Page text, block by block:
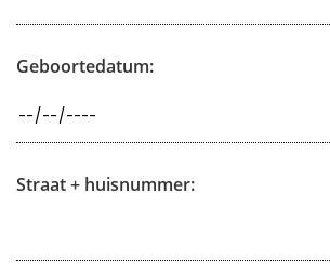
Geboortedatum:
Straat + huisnummer: